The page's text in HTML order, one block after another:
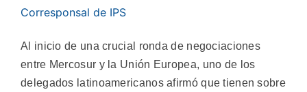
Corresponsal de IPS
Al inicio de una crucial ronda de negociaciones
entre Mercosur y la Unión Europea, uno de los
delegados latinoamericanos afirmó que tienen sobre